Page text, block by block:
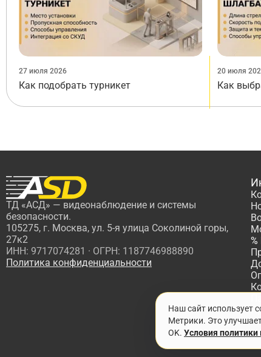
27 июля 2026
Как подобрать турникет
20 июля
Как
ТД «АСД» — видеонаблюдение и системы
безопасности.
105275, г. Москва, ул. 5-я улица Соколиной горы,
27к2
ИНН: 9717074281 · ОГРН: 1187746988890
Политика конфиденциальности
Наш сайт использует
Метрики. Это
OK. Условия